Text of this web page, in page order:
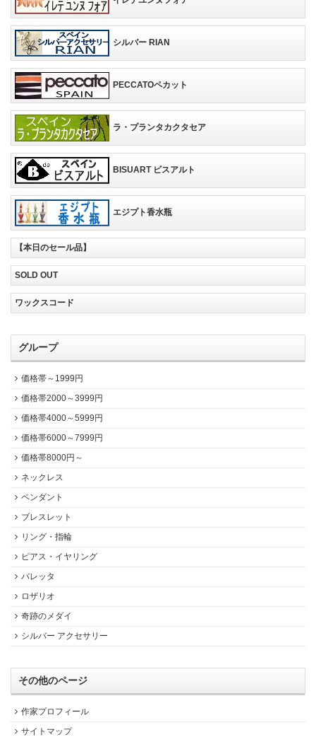
シルバー RIAN
PECCATOペカット
ラ・プランタカクタセア
BISUART ビスアルト
エジプト香水瓶
【本日のセール品】
SOLD OUT
ワックスコード
グループ
価格帯～1999円
価格帯2000～3999円
価格帯4000～5999円
価格帯6000～7999円
価格帯8000円～
ネックレス
ペンダント
ブレスレット
リング・指輪
ピアス・イヤリング
バレッタ
ロザリオ
奇跡のメダイ
シルバー アクセサリー
その他のページ
作家プロフィール
サイトマップ